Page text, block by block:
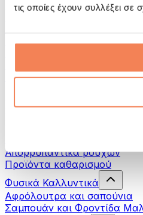
τις οποίες έχουν συλλέξει
Tρέξιμο
Γιόγκα & Πιλάτες
Πεζοπορία
Θεραπεία με Κόκκινο Φως
Απορρυπαντικά ρούχων
Προϊόντα καθαρισμού
Φυσικά Καλλυντικά
Αφρόλουτρα και σαπούνια
Σαμπουάν και Φροντίδα